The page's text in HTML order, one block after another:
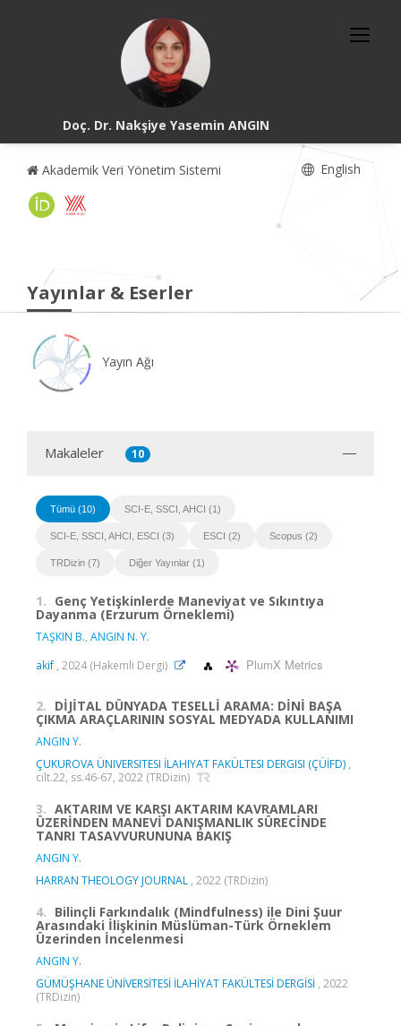
Doç. Dr. Nakşiye Yasemin ANGIN
Akademik Veri Yönetim Sistemi English
Yayınlar & Eserler
Yayın Ağı
Makaleler 10
Tümü (10) SCI-E, SSCI, AHCI (1)
SCI-E, SSCI, AHCI, ESCI (3) ESCI (2) Scopus (2)
TRDizin (7) Diğer Yayınlar (1)
1. Genç Yetişkinlerde Maneviyat ve Sıkıntıya
Dayanma (Erzurum Örneklemi)
TAŞKIN B., ANGIN N. Y.
akif , 2024 (Hakemli Dergi) PlumX Metrics
2. DİJİTAL DÜNYADA TESELLİ ARAMA: DİNİ BAŞA
ÇIKMA ARAÇLARININ SOSYAL MEDYADA KULLANIMI
ANGIN Y.
ÇUKUROVA ÜNIVERSITESI İLAHIYAT FAKÜLTESI DERGISI (ÇÜİFD) ,
cilt.22, ss.46-67, 2022 (TRDizin)
3. AKTARIM VE KARŞI AKTARIM KAVRAMLARI
ÜZERİNDEN MANEVİ DANIŞMANLIK SÜRECİNDE
TANRI TASAVVURUNUNA BAKIŞ
ANGIN Y.
HARRAN THEOLOGY JOURNAL , 2022 (TRDizin)
4. Bilinçli Farkındalık (Mindfulness) ile Dini Şuur
Arasındaki İlişkinin Müslüman-Türk Örneklem
Üzerinden İncelenmesi
ANGIN Y.
GÜMÜŞHANE ÜNİVERSİTESİ İLAHİYAT FAKÜLTESİ DERGİSİ , 2022
(TRDizin)